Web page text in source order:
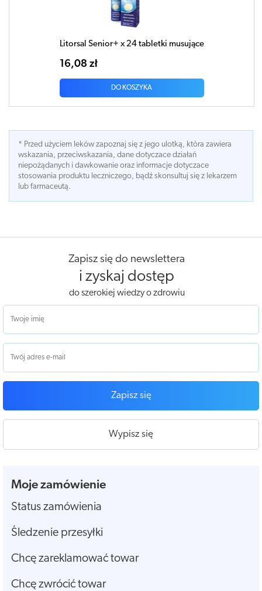
Litorsal Senior+ x 24 tabletki musujące
16,08 zł
DO KOSZYKA
* Przed użyciem leków zapoznaj się z jego ulotką, która zawiera
wskazania, przeciwskazania, dane dotyczace działań
niepożądanych i dawkowanie oraz informacje dotyczace
stosowania produktu leczniczego, bądź skonsultuj się z lekarzem
lub farmaceutą.
Zapisz się do newslettera
i zyskaj dostęp
do szerokiej wiedzy o zdrowiu
Zapisz się
Wypisz się
Moje zamówienie
Status zamówienia
Śledzenie przesyłki
Chcę zareklamować towar
Chcę zwrócić towar